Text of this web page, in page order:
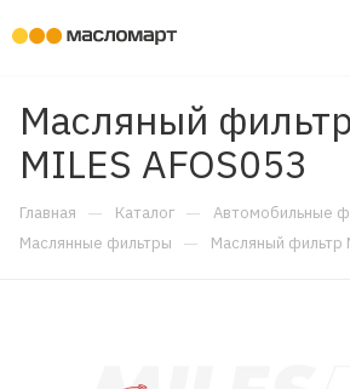
Масляный фильтр
MILES AFOS053
Главная — Каталог — Автомобильные
Маслянные фильтры — Масляный фильтр